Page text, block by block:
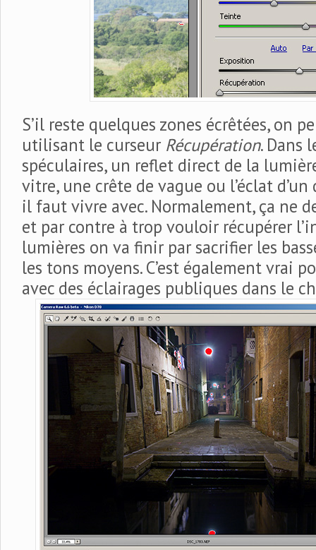
S’il reste quelques zones écrêtées, on
utilisant le curseur Récupération. Dans
spéculaires, un reflet direct de la
vitre, une crête de vague ou l’éclat
il faut vivre avec. Normalement, ça ne
et par contre à trop vouloir récupérer
lumières on va finir par sacrifier les
les tons moyens. C’est également vrai
avec des éclairages publiques dans le